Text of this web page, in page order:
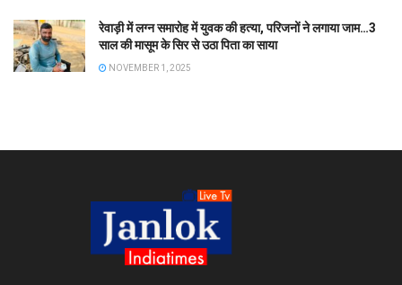
रेवाड़ी में लग्न समारोह में युवक की हत्या, परिजनों ने लगाया जाम…3
साल की मासूम के सिर से उठा पिता का साया
NOVEMBER 1, 2025